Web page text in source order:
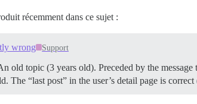
récemment dans ce sujet :
wrong Support
old topic (3 years old). Preceded by the
The “last post” in the user’s detail page is